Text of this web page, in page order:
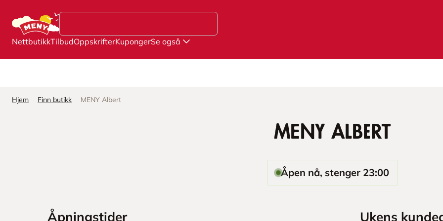
NettbutikkTilbudOppskrifterKupongerSe også
Hjem Finn butikk MENY Albert
MENY Albert
Åpen nå, stenger 23:00
Åpningstider Ukens